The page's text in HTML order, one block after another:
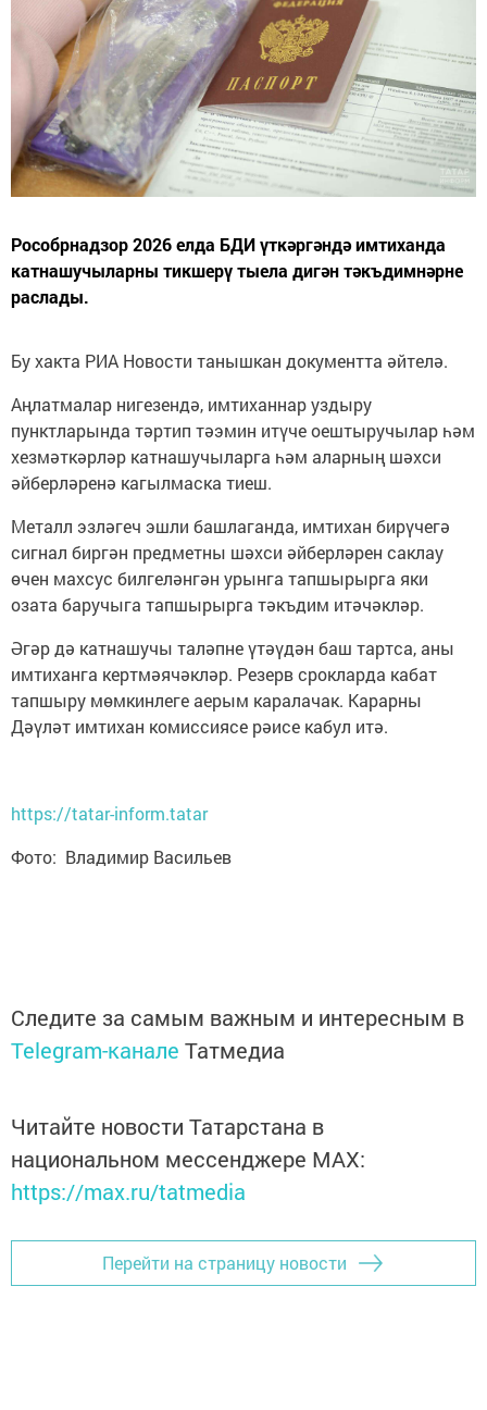
Рособрнадзор 2026 елда БДИ үткәргәндә имтиханда
катнашучыларны тикшерү тыела дигән тәкъдимнәрне
раслады.
Бу хакта РИА Новости танышкан документта әйтелә.
Аңлатмалар нигезендә, имтиханнар уздыру
пунктларында тәртип тәэмин итүче оештыручылар һәм
хезмәткәрләр катнашучыларга һәм аларның шәхси
әйберләренә кагылмаска тиеш.
Металл эзләгеч эшли башлаганда, имтихан бирүчегә
сигнал биргән предметны шәхси әйберләрен саклау
өчен махсус билгеләнгән урынга тапшырырга яки
озата баручыга тапшырырга тәкъдим итәчәкләр.
Әгәр дә катнашучы таләпне үтәүдән баш тартса, аны
имтиханга кертмәячәкләр. Резерв срокларда кабат
тапшыру мөмкинлеге аерым каралачак. Карарны
Дәүләт имтихан комиссиясе рәисе кабул итә.
https://tatar-inform.tatar
Фото: Владимир Васильев
Следите за самым важным и интересным в
Telegram-канале Татмедиа
Читайте новости Татарстана в
национальном мессенджере MАХ:
https://max.ru/tatmedia
Перейти на страницу новости